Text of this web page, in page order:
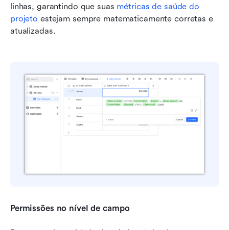
linhas, garantindo que suas métricas de saúde do
projeto estejam sempre matematicamente corretas e
atualizadas.
Permissões no nível de campo